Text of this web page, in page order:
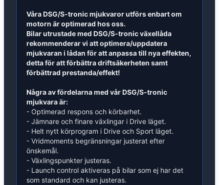
Våra DSG/S-tronic mjukvaror utförs enbart om
motorn är optimerad hos oss.
Bilar utrustade med DSG/S-tronic växellåda
rekommenderar vi att optimera/uppdatera
mjukvaran i lådan för att anpassa till nya effekten,
detta för att förbättra driftsäkerheten samt
förbättrad prestanda/effekt!
Några av fördelarna med vår DSG/S-tronic
mjukvara är:
- Optimerad respons och körbarhet.
- Jämnare och finare växlingar i Drive läget.
- Helt nytt körprogram i Drive och Sport läget.
- Vridmoments begränsningar justerat efter
önskemål.
- Växlingspunkter justeras.
- Launch control aktiveras på bilar som ej har det
som standard och kan justeras.